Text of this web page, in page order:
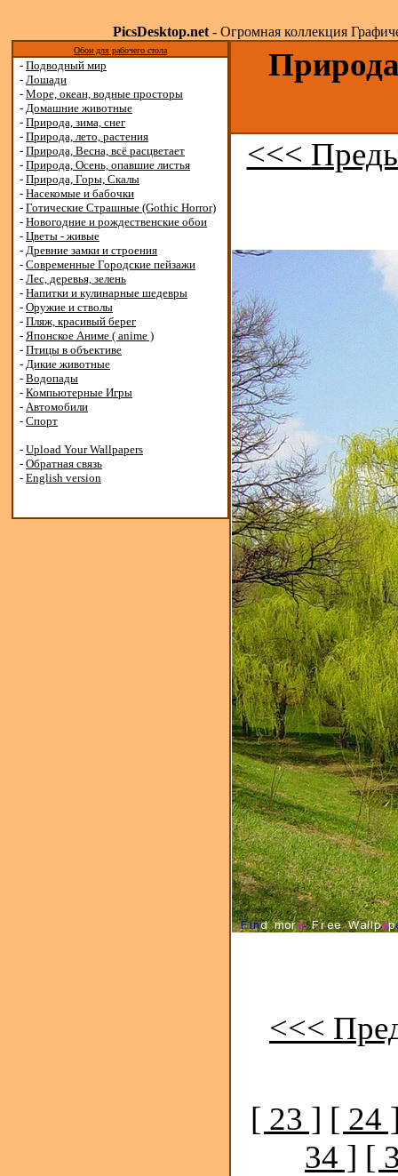
PicsDesktop.net- Огромная коллекция
Обои для рабочего стола
- Подводный мир
- Лошади
- Море, океан, водные просторы
- Домашние животные
- Природа, зима, снег
- Природа, лето, растения
- Природа, Весна, всё расцветает
- Природа, Осень, опавшие листья
- Природа, Горы, Скалы
- Насекомые и бабочки
- Готические Страшные (Gothic Horror)
- Новогодние и рождественские обои
- Цветы - живые
- Древние замки и строения
- Современные Городские пейзажи
- Лес, деревья, зелень
- Напитки и кулинарные шедевры
- Оружие и стволы
- Пляж, красивый берег
- Японское Аниме ( anime )
- Птицы в объективе
- Дикие животные
- Водопады
- Компьютерные Игры
- Автомобили
- Спорт
- Upload Your Wallpapers
- Обратная связь
- English version
<<<
<<<
[ 23 ] [ 24
34 ] [